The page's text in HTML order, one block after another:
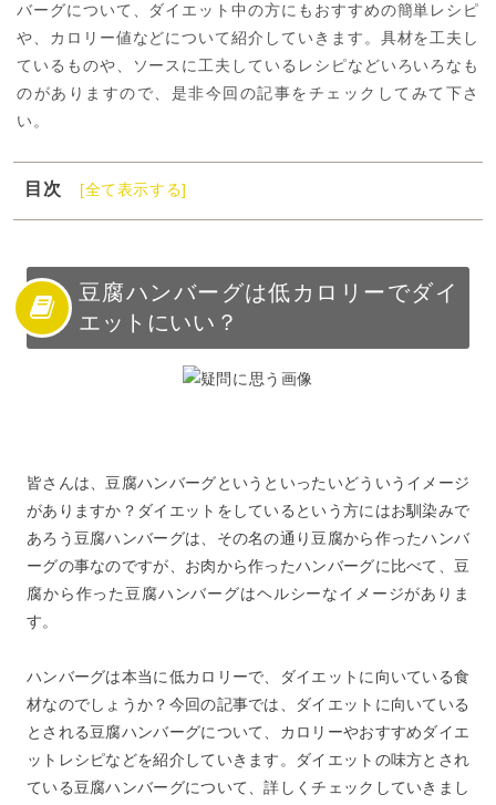
バーグについて、ダイエット中の方にもおすすめの簡単レシピ
や、カロリー値などについて紹介していきます。具材を工夫し
ているものや、ソースに工夫しているレシピなどいろいろなも
のがありますので、是非今回の記事をチェックしてみて下さ
い。
目次
[全て表示する]
1
豆腐ハンバーグは低カロリーでダイエットにいい？
3
豆腐で作る低カロリーハンバーグの簡単レシピ【具材で
工夫編】
4
豆腐で作る低カロリーハンバーグの簡単レシピ【ソース
豆腐ハンバーグは低カロリーでダイ
エットにいい？
皆さんは、豆腐ハンバーグというといったいどういうイメージ
がありますか？ダイエットをしているという方にはお馴染みで
あろう豆腐ハンバーグは、その名の通り豆腐から作ったハンバ
ーグの事なのですが、お肉から作ったハンバーグに比べて、豆
腐から作った豆腐ハンバーグはヘルシーなイメージがありま
す。
ハンバーグは本当に低カロリーで、ダイエットに向いている食
材なのでしょうか？今回の記事では、ダイエットに向いている
とされる豆腐ハンバーグについて、カロリーやおすすめダイエ
ットレシピなどを紹介していきます。ダイエットの味方とされ
ている豆腐ハンバーグについて、詳しくチェックしていきまし